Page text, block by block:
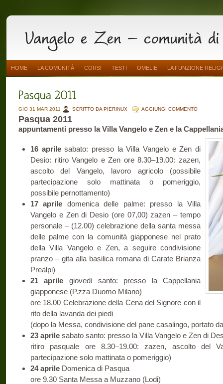
HOME LA COMUNITÀ CORSI TESTI OMELIE LA FUNZIONE
GIO 31 MAR 2011 SCRITTO DA PIERINUX AGGIUNGI COMMENTO
Pasqua 2011
appuntamenti presso la Villa Vangelo e Zen e la
16 aprilesabato: presso la Villa Vangelo e Zen di
Desio: ritiro Vangelo e Zen ore 8.30–19.00: zazen,
ascolto del Vangelo, lavoro agricolo (possibile
partecipazione solo mattinata o pomeriggio,
possibile pernottamento)
17 aprile domenica delle palme: presso la Villa
Vangelo e Zen di Desio (ore 07,00) zazen – tempo
personale – (12.00) celebrazione della santa messa
delle palme con la comunità giapponese nel prato
della Villa Vangelo e Zen, a seguire condivisione
pranzo – gita alla basilica romana di Carate Brianza
Prealpi)
21 aprile giovedì santo: presso la Cappellania
giapponese (P.zza Duomo Milano)
ore 18.00 Celebrazione della Cena del Signore con il
rito della lavanda dei piedi
(dopo la Messa, condivisione del pane casalingo, portato
23 aprile sabato santo: presso la Villa Vangelo e Zen di
ritiro pasquale ore 8.30–19.00: zazen, ascolto del
partecipazione solo mattinata o pomeriggio)
24 aprile Domenica di Pasqua
ore 9.30 Santa Messa a Muzzano (Lodi)